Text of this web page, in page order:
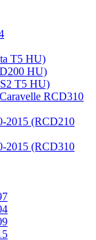
T5 HU)
HU)
T5 HU)
RCD310
2015 (RCD210
2015 (RCD310